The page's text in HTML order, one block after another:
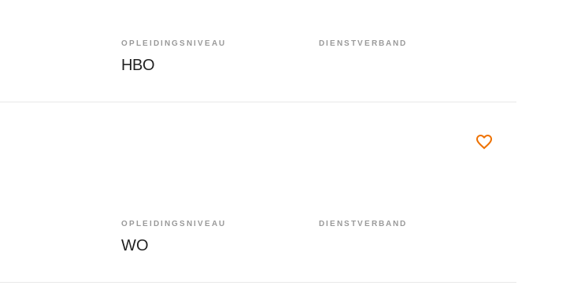
OPLEIDINGSNIVEAU
HBO
DIENSTVERBAND
OPLEIDINGSNIVEAU
WO
DIENSTVERBAND